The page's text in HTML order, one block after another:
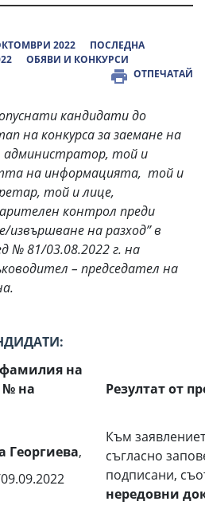
2022
ПОСЛЕДНА
ОБЯВИ И КОНКУРСИ
ОТПЕЧАТАЙ
кандидати до
на конкурса за заемане на
администратор, той и
на информацията, той и
той и лице,
контрол преди
извършване на разход” в
№ 81/03.08.2022 г. на
– председател на
на
№ на
Резултат от
Георгиева,
Към
съгласно
подписани,
нередовни